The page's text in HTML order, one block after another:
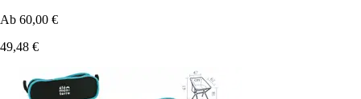
Ab 60,00 €
49,48 €